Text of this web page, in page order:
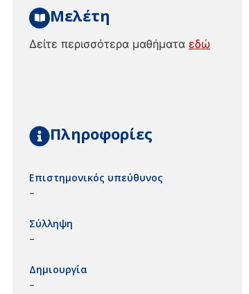
Μελέτη
Δείτε περισσότερα μαθήματα εδώ
Πληροφορίες
Επιστημονικός υπεύθυνος
–
Σύλληψη
–
Δημιουργία
–